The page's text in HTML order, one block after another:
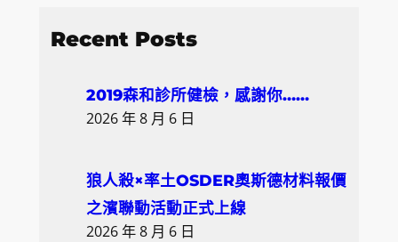
a
Recent Posts
2019森和診所健檢，感謝你……
2026 年 8 月 6 日
狼人殺×率土OSDER奧斯德材料報價
之濱聯動活動正式上線
2026 年 8 月 6 日